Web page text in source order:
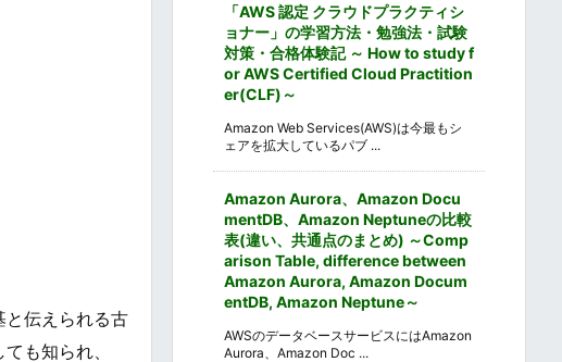
と伝えられる古
も知られ、
「AWS 認定 クラウドプラクティシ
ョナー」の学習方法・勉強法・試験
対策・合格体験記 ～ How to study f
or AWS Certified Cloud Practition
er(CLF)～
Amazon Web Services(AWS)は今最もシ
ェアを拡大しているパブ ...
Amazon Aurora、Amazon Docu
mentDB、Amazon Neptuneの比較
表(違い、共通点のまとめ) ～Comp
arison Table, difference between
Amazon Aurora, Amazon Docum
entDB, Amazon Neptune～
AWSのデータベースサービスにはAmazon
Aurora、Amazon Doc ...